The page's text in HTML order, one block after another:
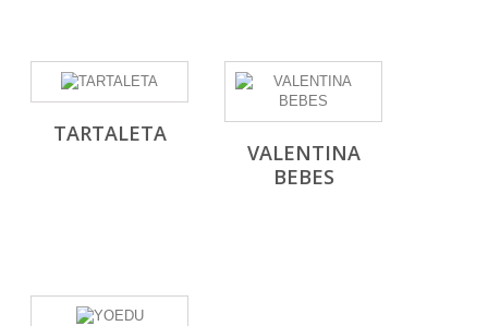
TARTALETA
VALENTINA
BEBES